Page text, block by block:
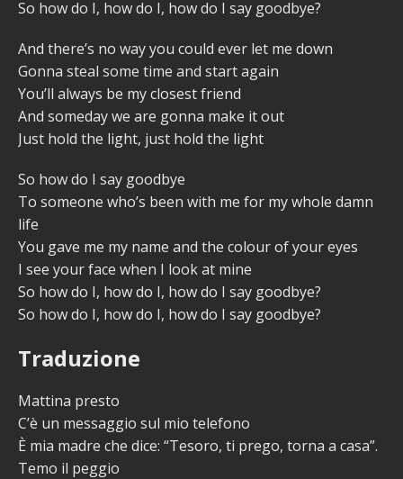
So how do I, how do I, how do I say goodbye?
And there’s no way you could ever let me down
Gonna steal some time and start again
You’ll always be my closest friend
And someday we are gonna make it out
Just hold the light, just hold the light
So how do I say goodbye
To someone who’s been with me for my whole damn
life
You gave me my name and the colour of your eyes
I see your face when I look at mine
So how do I, how do I, how do I say goodbye?
So how do I, how do I, how do I say goodbye?
Traduzione
Mattina presto
C’è un messaggio sul mio telefono
È mia madre che dice: “Tesoro, ti prego, torna a casa”.
Temo il peggio